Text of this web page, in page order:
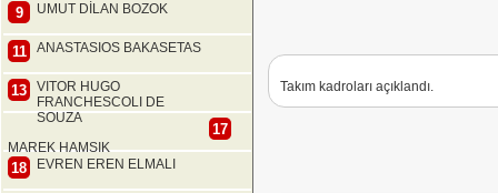
9 UMUT DİLAN BOZOK
11 ANASTASIOS BAKASETAS
13
VITOR HUGO
FRANCHESCOLI DE
SOUZA
17
MAREK HAMSIK
18 EVREN EREN ELMALI
Takım kadroları açıklandı.